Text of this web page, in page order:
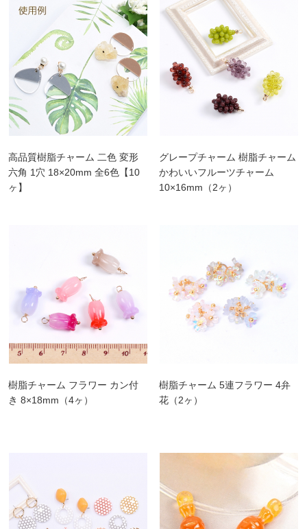
高品質樹脂チャーム 二色 変形
六角 1穴 18×20mm 全6色【10
ヶ】
グレープチャーム 樹脂チャーム
かわいいフルーツチャーム
10×16mm（2ヶ）
樹脂チャーム フラワー カン付
き 8×18mm（4ヶ）
樹脂チャーム 5連フラワー 4弁
花（2ヶ）